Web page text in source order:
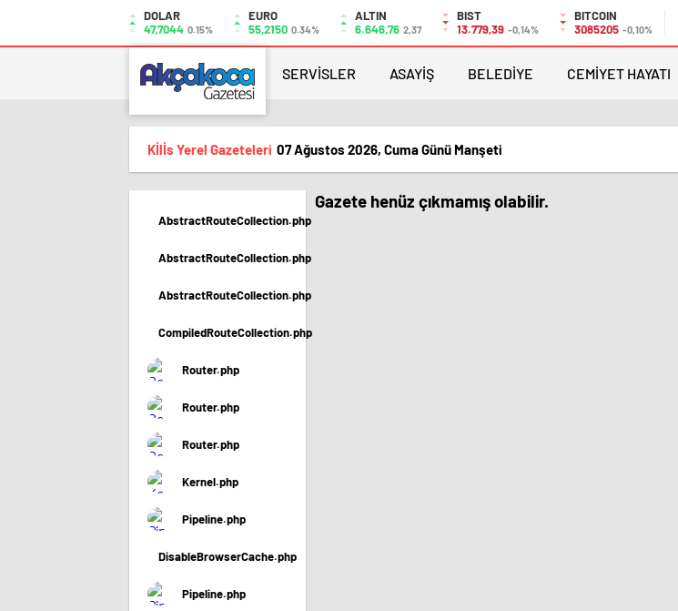
DOLAR
47,7044 0.15%
EURO
55,2150 0.34%
ALTIN
6.646,76 2,37
BIST
13.779,39 -0,14%
BITCOIN
3085205 -0,10%
SERVİSLER ASAYİŞ BELEDİYE CEMİYET HAYATI
Kİlİs Yerel Gazeteleri 07 Ağustos 2026, Cuma Günü Manşeti
AbstractRouteCollection.php
AbstractRouteCollection.php
AbstractRouteCollection.php
CompiledRouteCollection.php
Router.php
Router.php
Router.php
Kernel.php
Pipeline.php
DisableBrowserCache.php
Pipeline.php
Gazete henüz çıkmamış olabilir.